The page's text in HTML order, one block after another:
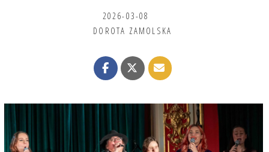
2026-03-08
DOROTA ZAMOLSKA